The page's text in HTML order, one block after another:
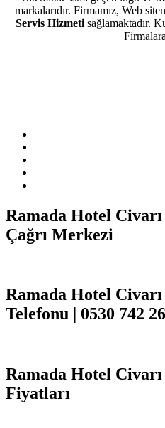
markalarıdır. Firmamız, Web
Servis Hizmeti sağlamaktadır.
Ramada Hotel
Çağrı Merkezi
Ramada Hotel
Telefonu | 0530 742
Ramada Hotel
Fiyatları